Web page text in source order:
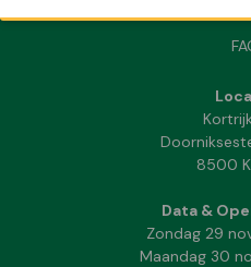
8500
Data &
Zondag 29
Maandag 30